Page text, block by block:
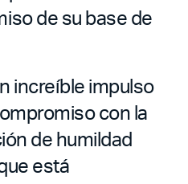
de su base de
increíble impulso
con la
de humildad
está